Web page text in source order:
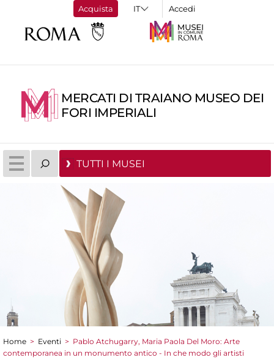
Acquista Accedi
MERCATI DI TRAIANO MUSEO DEI
FORI IMPERIALI
TUTTI I MUSEI
Tu sei qui
Home > Eventi > Pablo Atchugarry, Maria Paola Del Moro: Arte
contemporanea in un monumento antico - In che modo gli artisti